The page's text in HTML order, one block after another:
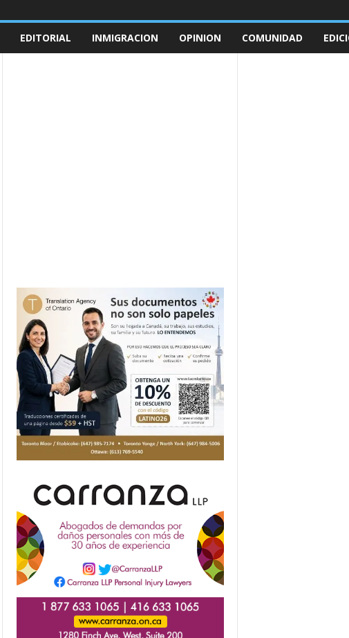
EDITORIAL INMIGRACION OPINION COMUNIDAD